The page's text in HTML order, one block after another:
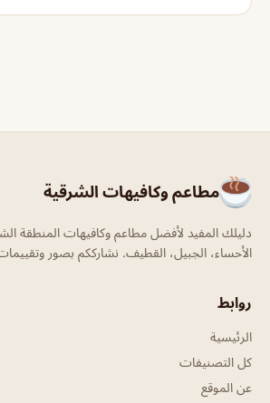
مطاعم وكافيهات الشرقية
دليلك المفيد لأفضل مطاعم وكافيهات المنطقة
الأحساء، الجبيل، القطيف. نشارككم بصور
روابط
الرئيسية
كل التصنيفات
عن الموقع